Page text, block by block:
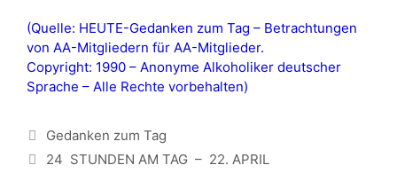
(Quelle: HEUTE-Gedanken zum Tag – Betrachtungen
von AA-Mitgliedern für AA-Mitglieder.
Copyright: 1990 – Anonyme Alkoholiker deutscher
Sprache – Alle Rechte vorbehalten)
Kategorien
Gedanken zum Tag
24 STUNDEN AM TAG – 22. APRIL